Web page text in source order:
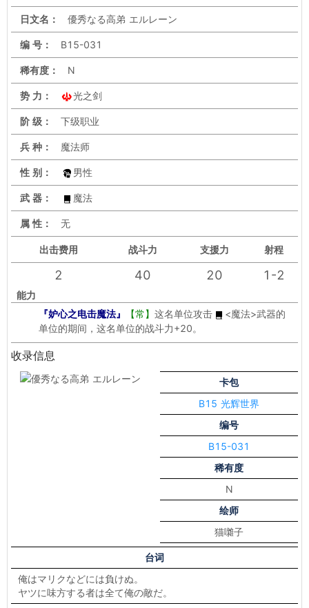
日文名： 優秀なる高弟 エルレーン
编 号： B15-031
稀有度： N
势 力： 光之剑
阶 级： 下级职业
兵 种： 魔法师
性 别： 男性
武 器： 魔法
属 性： 无
出击费用 战斗力 支援力 射程
2 40 20 1-2
能力
『妒心之电击魔法』
【常】 这名单位攻击 <魔法>武器的
单位的期间，这名单位的战斗力+20。
收录信息
卡包
B15 光辉世界
编号
B15-031
稀有度
N
绘师
猫囃子
台词
俺はマリクなどには負けぬ。
ヤツに味方する者は全て俺の敵だ。